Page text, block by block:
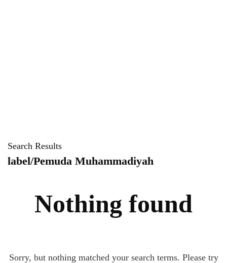
Search Results
label/Pemuda Muhammadiyah
Nothing found
Sorry, but nothing matched your search terms. Please try